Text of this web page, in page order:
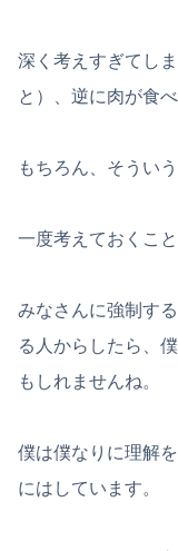
深く考えすぎてし
と）、逆に肉が食
もちろん、そうい
一度考えておくこ
みなさんに強制す
る人からしたら、
もしれませんね。
僕は僕なりに理解
にはしています。